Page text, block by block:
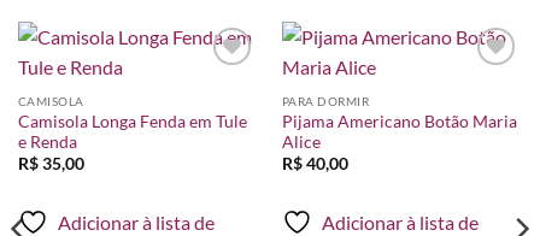
desejos
CAMISOLA
Camisola Longa Fenda em Tule
e Renda
R$35,00
Adicionar à lista de
desejos
PARA DORMIR
Pijama Americano Botão Maria
Alice
R$40,00
Adicionar à lista de